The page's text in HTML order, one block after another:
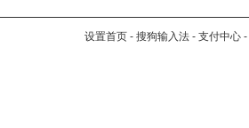
设置首页 - 搜狗输入法 - 支付中心 -